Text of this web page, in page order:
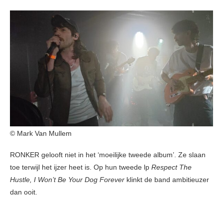
© Mark Van Mullem
RONKER gelooft niet in het ‘moeilijke tweede album’. Ze slaan
toe terwijl het ijzer heet is. Op hun tweede lp Respect The
Hustle, I Won’t Be Your Dog Forever klinkt de band ambitieuzer
dan ooit.